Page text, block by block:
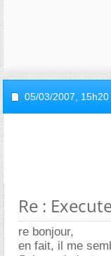
05/03/2007, 15h20
Re :
re bonjour,
en fait, il me